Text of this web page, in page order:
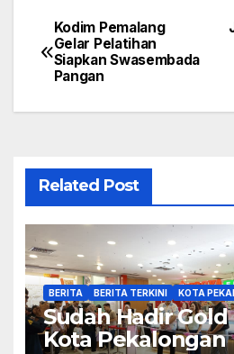
Navigasi
pos
Kodim Pemalang
Gelar Pelatihan
Siapkan Swasembada
Pangan
Related Post
BERITA BERITA TERKINI KOTA
Sudah Hadir Gold
Kota Pekalongan